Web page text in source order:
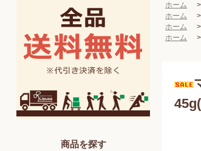
商品を探す
ホーム
>
ホーム
>
ホーム
>
ホーム
>